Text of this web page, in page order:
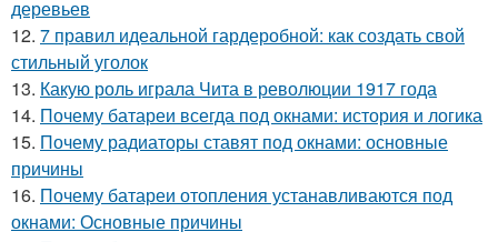
деревьев
12. 7 правил идеальной гардеробной: как создать свой
стильный уголок
13. Какую роль играла Чита в революции 1917 года
14. Почему батареи всегда под окнами: история и логика
15. Почему радиаторы ставят под окнами: основные
причины
16. Почему батареи отопления устанавливаются под
окнами: Основные причины